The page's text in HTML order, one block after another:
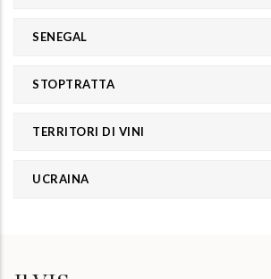
SENEGAL
STOPTRATTA
TERRITORI DI VINI
UCRAINA